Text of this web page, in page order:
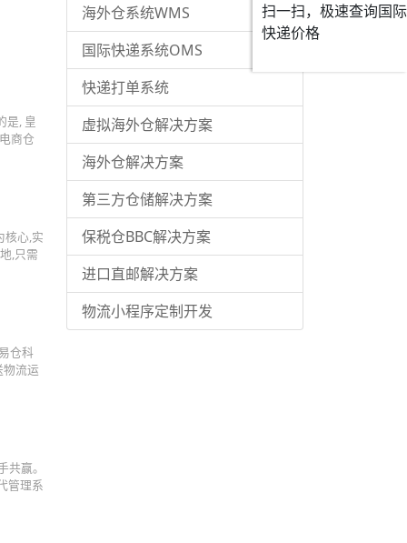
是, 皇
商仓
核心,实
,只需
仓科
流运
赢。
管理系
海外仓系统WMS
国际快递系统OMS
快递打单系统
虚拟海外仓解决方案
海外仓解决方案
第三方仓储解决方案
保税仓BBC解决方案
进口直邮解决方案
物流小程序定制开发
扫一扫，极速查询国际
快递价格